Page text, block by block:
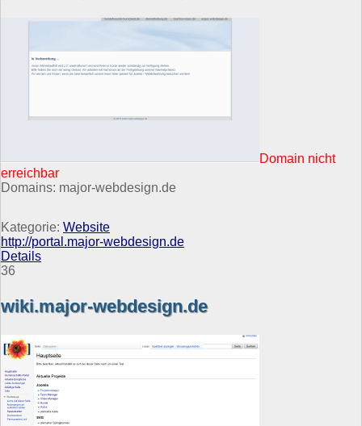
Domain nicht
erreichbar
Domains: major-webdesign.de
Kategorie: Website
http://portal.major-webdesign.de
Details
36
wiki.major-webdesign.de